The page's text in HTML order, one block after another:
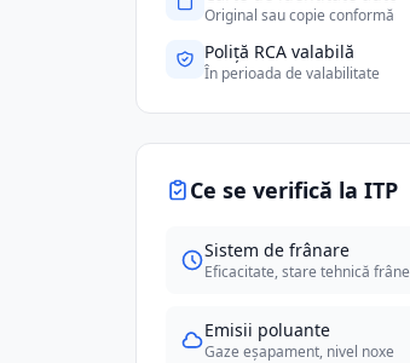
Original sau copie conformă
Poliță RCA valabilă
În perioada de valabilitate
Ce se verifică la ITP
Sistem de frânare
Eficacitate, stare tehnică frâne
Emisii poluante
Gaze eșapament, nivel noxe